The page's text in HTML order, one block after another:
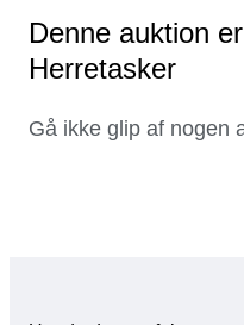
Denne auktion
Herretasker
Gå ikke glip af nogen